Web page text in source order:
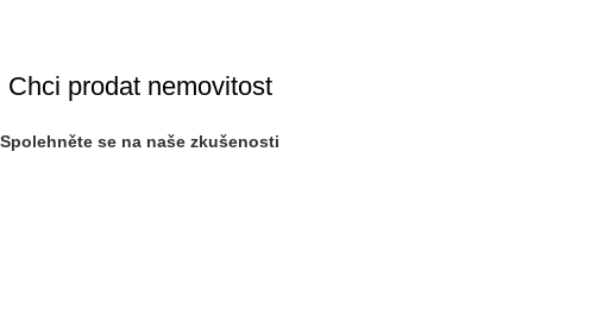
Chci prodat nemovitost
Spolehněte se na naše zkušenosti